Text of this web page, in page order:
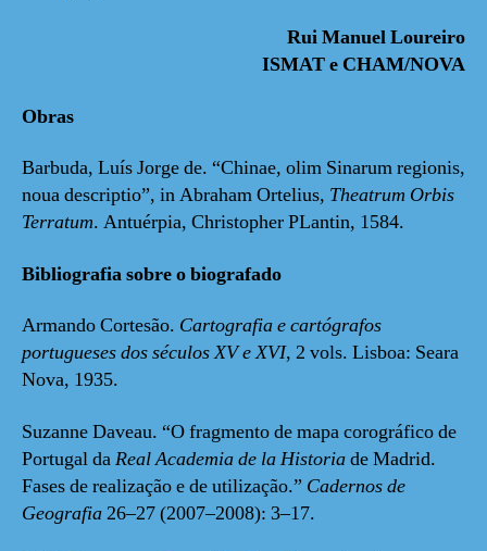
Rui Manuel Loureiro
ISMAT e CHAM/NOVA
Obras
Barbuda, Luís Jorge de. “Chinae, olim Sinarum regionis,
noua descriptio”, in Abraham Ortelius, Theatrum Orbis
Terratum. Antuérpia, Christopher PLantin, 1584.
Bibliografia sobre o biografado
Armando Cortesão. Cartografia e cartógrafos
portuguesesdos séculos XV e XVI, 2 vols. Lisboa: Seara
Nova, 1935.
Suzanne Daveau. “O fragmento de mapa corográfico de
Portugal daReal Academia de la Historiade Madrid.
Fases de realização e de utilização.” Cadernos de
Geografia26–27 (2007–2008): 3–17.